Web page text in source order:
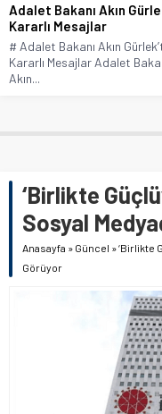
Adalet Bakanı Akın
Kararlı Mesajlar
# Adalet Bakanı Akın
Kararlı Mesajlar Adalet
Akın...
‘Birlikte
Sosyal
Anasayfa » Güncel »‘Birlikte
Görüyor